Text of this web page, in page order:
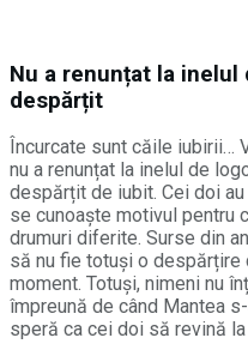
Nu a renunțat la inelul
despărțit
Încurcate sunt căile iubirii…
nu a renunțat la inelul de
despărțit de iubit. Cei doi
se cunoaște motivul pentru
drumuri diferite. Surse din
să nu fie totuși o despărțire
moment. Totuși, nimeni nu
împreună de când Mantea
speră ca cei doi să revină la